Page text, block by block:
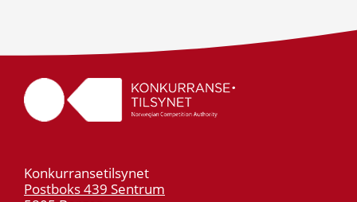
Konkurransetilsynet
Postboks 439 Sentrum